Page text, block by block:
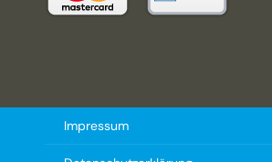
Impressum